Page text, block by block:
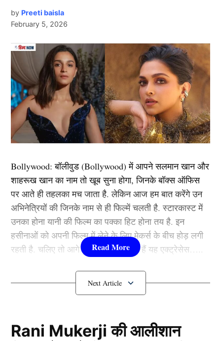
Team India
टीम इंडिया ने हाल ही में इंग्लैंड के खिलाफ वनडे सीरीज में काफी
अच्छा प्रदर्शन दिखाया। रोहित शर्मा की अगुवाई में नीली जर्सी
वाली टीम ने अंग्रेजों का 3 – 0 से सूपड़ा साफ़ कर दिया। यही
वजह है कि एक बार फिर भारत लगभग इसी तरह की प्लेइंग इलेवन
के साथ मैदान पर उतर सकता है।
तेज गेंदबाजी आक्रमण को लेकर कुछ चिंताएं हैं, लेकिन रिपोर्ट्स के
अनुसार अर्शदीप सिंह और मोहम्मद शमी की जोड़ी धमाल मचाती हुई
दिखाई दे सकती है।
यह भी पढ़ें: रोहित-कोहली पर नहीं हैं गौतम गंभीर को भरोसा,
चैंपियंस ट्रॉफी के लिए 415 दिन बाद सबसे बड़े मैच विनर की
करवाई एंट्री
इन खिलाड़ियों को मिलेगा मौका
कप्तान रोहित शर्मा के साथ शुभमन गिल पारी का आगाज करते हुए
Next Article
by Preeti baisla
February 5, 2026
Bollywood:बॉलीवुड (Bollywood)में आपने सलमान खान और
शाहरूख खान का नाम तो खूब सुना होगा, जिनके बॉक्स ऑफिस
पर आते ही तहलका मच जाता है. लेकिन आज हम बात करेंगे उन
अभिनेत्रियों की जिनके नाम से ही फिल्में चलती है. स्टारकास्ट में
उनका होना यानी की फिल्म का पक्का हिट होना तय है. इन
हसीनाओं को अपनी फिल्म में लेने के लिए मेकर्स के बीच होड़ लगी
रहती है. चलिए तो आगे जानते हैं कौन-कौन हैं यह एक्ट्रेसेस…..
कौन हैंBollywood की यह हसीनाएं?
Padukone)
Rani Mukerji की आलीशान